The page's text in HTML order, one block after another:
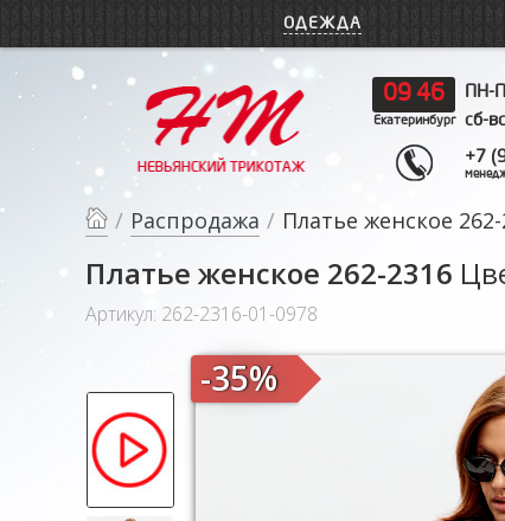
ОДЕЖДА
09 46
Екатеринбург
ПН-
сб-
+7
/ Распродажа / Платье женское
Платье женское 262-2316
Артикул: 262-2316-01-0978
-35%